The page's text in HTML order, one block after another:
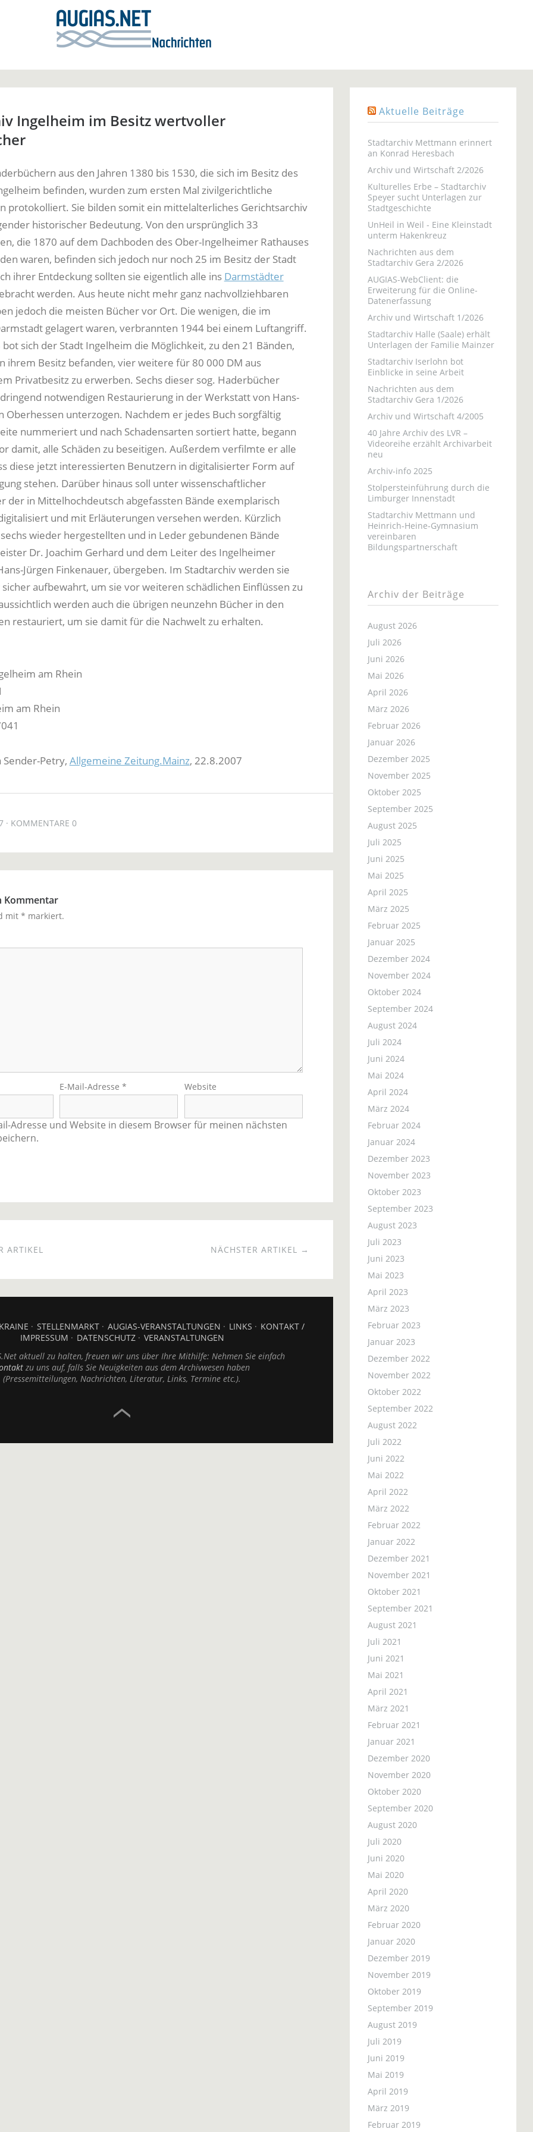
Ingelheim im Besitz wertvoller
aus den Jahren 1380 bis 1530, die sich im Besitz des
befinden, wurden zum ersten Mal zivilgerichtliche
protokolliert. Sie bilden somit ein mittelalterliches Gerichtsarchiv
historischer Bedeutung. Von den ursprünglich 33
die 1870 auf dem Dachboden des Ober-Ingelheimer Rathauses
waren, befinden sich jedoch nur noch 25 im Besitz der Stadt
ihrer Entdeckung sollten sie eigentlich alle ins Darmstädter
werden. Aus heute nicht mehr ganz nachvollziehbaren
jedoch die meisten Bücher vor Ort. Die wenigen, die im
gelagert waren, verbrannten 1944 bei einem Luftangriff.
bot sich der Stadt Ingelheim die Möglichkeit, zu den 21 Bänden,
ihrem Besitz befanden, vier weitere für 80 000 DM aus
Privatbesitz zu erwerben. Sechs dieser sog. Haderbücher
notwendigen Restaurierung in der Werkstatt von Hans-
Oberhessen unterzogen. Nachdem er jedes Buch sorgfältig
nummeriert und nach Schadensarten sortiert hatte, begann
damit, alle Schäden zu beseitigen. Außerdem verfilmte er alle
diese jetzt interessierten Benutzern in digitalisierter Form auf
stehen. Darüber hinaus soll unter wissenschaftlicher
der in Mittelhochdeutsch abgefassten Bände exemplarisch
und mit Erläuterungen versehen werden. Kürzlich
wieder hergestellten und in Leder gebundenen Bände
Dr. Joachim Gerhard und dem Leiter des Ingelheimer
Jürgen Finkenauer, übergeben. Im Stadtarchiv werden sie
aufbewahrt, um sie vor weiteren schädlichen Einflüssen zu
werden auch die übrigen neunzehn Bücher in den
restauriert, um sie damit für die Nachwelt zu erhalten.
am Rhein
am Rhein
Sender-Petry, Allgemeine Zeitung.Mainz, 22.8.2007
KOMMENTARE 0
Kommentar
mit * markiert.
E-Mail-Adresse* Website
Adresse und Website in diesem Browser für meinen nächsten
NÄCHSTER ARTIKEL →
ARTIKEL
STELLENMARKT AUGIAS-VERANSTALTUNGEN LINKS
KONTAKT /
IMPRESSUM
DATENSCHUTZ
VERANSTALTUNGEN
aktuell zu halten, freuen wir uns über Ihre Mithilfe: Nehmen Sie einfach
zu uns auf, falls Sie Neuigkeiten aus dem Archivwesen haben
(Pressemitteilungen, Nachrichten, Literatur, Links, Termine etc.).
Aktuelle Beiträge
Stadtarchiv Mettmann erinnert
an Konrad Heresbach
Archiv und Wirtschaft 2/2026
Kulturelles Erbe – Stadtarchiv
Speyer sucht Unterlagen zur
Stadtgeschichte
UnHeil in Weil - Eine Kleinstadt
unterm Hakenkreuz
Nachrichten aus dem
Stadtarchiv Gera 2/2026
AUGIAS-WebClient: die
Erweiterung für die Online-
Datenerfassung
Archiv und Wirtschaft 1/2026
Stadtarchiv Halle (Saale) erhält
Unterlagen der Familie Mainzer
Stadtarchiv Iserlohn bot
Einblicke in seine Arbeit
Nachrichten aus dem
Stadtarchiv Gera 1/2026
Archiv und Wirtschaft 4/2005
40 Jahre Archiv des LVR –
Videoreihe erzählt Archivarbeit
neu
Archiv-info 2025
Stolpersteinführung durch die
Limburger Innenstadt
Stadtarchiv Mettmann und
Heinrich-Heine-Gymnasium
vereinbaren
Bildungspartnerschaft
Archiv der Beiträge
August 2026
Juli 2026
Juni 2026
Mai 2026
April 2026
März 2026
Februar 2026
Januar 2026
Dezember 2025
November 2025
Oktober 2025
September 2025
August 2025
Juli 2025
Juni 2025
Mai 2025
April 2025
März 2025
Februar 2025
Januar 2025
Dezember 2024
November 2024
Oktober 2024
September 2024
August 2024
Juli 2024
Juni 2024
Mai 2024
April 2024
März 2024
Februar 2024
Januar 2024
Dezember 2023
November 2023
Oktober 2023
September 2023
August 2023
Juli 2023
Juni 2023
Mai 2023
April 2023
März 2023
Februar 2023
Januar 2023
Dezember 2022
November 2022
Oktober 2022
September 2022
August 2022
Juli 2022
Juni 2022
Mai 2022
April 2022
März 2022
Februar 2022
Januar 2022
Dezember 2021
November 2021
Oktober 2021
September 2021
August 2021
Juli 2021
Juni 2021
Mai 2021
April 2021
März 2021
Februar 2021
Januar 2021
Dezember 2020
November 2020
Oktober 2020
September 2020
August 2020
Juli 2020
Juni 2020
Mai 2020
April 2020
März 2020
Februar 2020
Januar 2020
Dezember 2019
November 2019
Oktober 2019
September 2019
August 2019
Juli 2019
Juni 2019
Mai 2019
April 2019
März 2019
Februar 2019